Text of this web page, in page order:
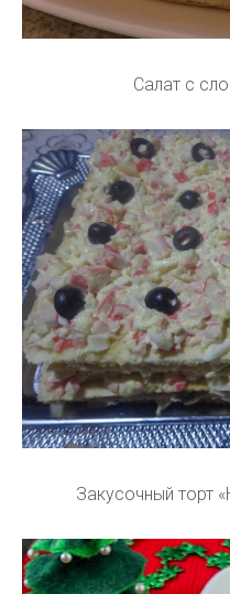
Салат с
Закусочный торт